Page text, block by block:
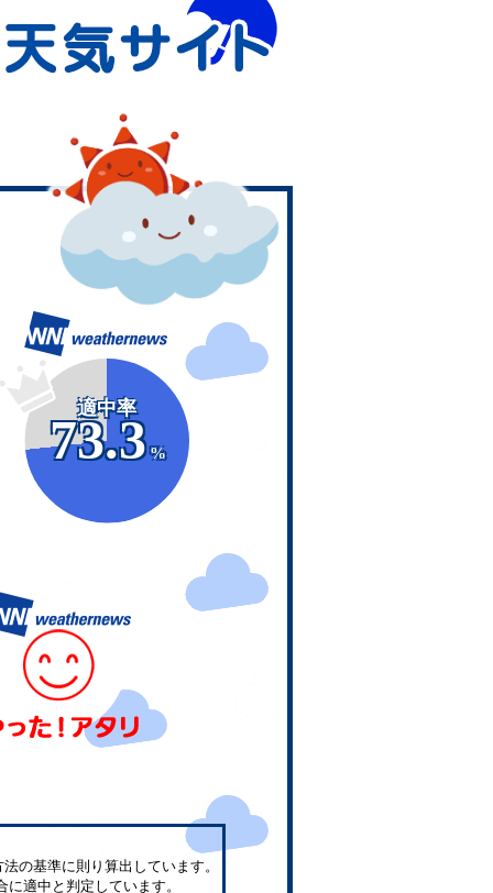
適中率
73.3
%
の基準に則り算出しています。
に適中と判定しています。